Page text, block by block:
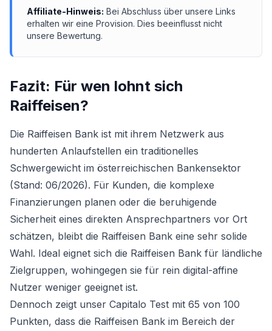
Affiliate-Hinweis: Bei Abschluss über unsere Links
erhalten wir eine Provision. Dies beeinflusst nicht
unsere Bewertung.
Fazit: Für wen lohnt sich
Raiffeisen?
Die Raiffeisen Bank ist mit ihrem Netzwerk aus
hunderten Anlaufstellen ein traditionelles
Schwergewicht im österreichischen Bankensektor
(Stand: 06/2026). Für Kunden, die komplexe
Finanzierungen planen oder die beruhigende
Sicherheit eines direkten Ansprechpartners vor Ort
schätzen, bleibt die Raiffeisen Bank eine sehr solide
Wahl. Ideal eignet sich die Raiffeisen Bank für ländliche
Zielgruppen, wohingegen sie für rein digital-affine
Nutzer weniger geeignet ist.
Dennoch zeigt unser Capitalo Test mit 65 von 100
Punkten, dass die Raiffeisen Bank im Bereich der